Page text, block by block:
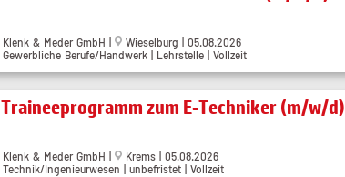
Klenk & Meder GmbH |
Wieselburg | 05.08.2026
Gewerbliche Berufe/Handwerk | Lehrstelle | Vollzeit
Traineeprogramm zum E-Techniker (m/w/d)
Klenk & Meder GmbH |
Krems | 05.08.2026
Technik/Ingenieurwesen | unbefristet | Vollzeit